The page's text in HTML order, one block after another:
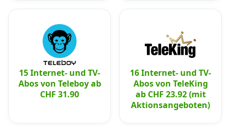
15 Internet- und TV-
Abos von Teleboy ab
CHF 31.90
16 Internet- und TV-
Abos von TeleKing
ab CHF 23.92 (mit
Aktionsangeboten)